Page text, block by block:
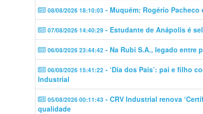
08/08/2026 18:10:03 - Muquém: Rogério
07/08/2026 14:40:29 - Estudante de Anápolis é
06/08/2026 23:44:42 - Na Rubi S.A., legado entre
06/08/2026 15:41:22 - ‘Dia dos Pais’: pai e filho
Industrial
05/08/2026 00:11:43 - CRV Industrial renova
qualidade